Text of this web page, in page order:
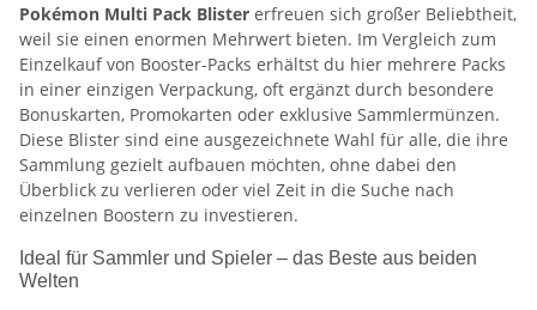
Pokémon Multi Pack Blister erfreuen sich großer Beliebtheit,
weil sie einen enormen Mehrwert bieten. Im Vergleich zum
Einzelkauf von Booster-Packs erhältst du hier mehrere Packs
in einer einzigen Verpackung, oft ergänzt durch besondere
Bonuskarten, Promokarten oder exklusive Sammlermünzen.
Diese Blister sind eine ausgezeichnete Wahl für alle, die ihre
Sammlung gezielt aufbauen möchten, ohne dabei den
Überblick zu verlieren oder viel Zeit in die Suche nach
einzelnen Boostern zu investieren.
Ideal für Sammler und Spieler – das Beste aus beiden
Welten